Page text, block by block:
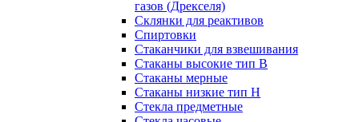
газов (Дрекселя)
Склянки для реактивов
Спиртовки
Стаканчики для взвешивания
Стаканы высокие тип В
Стаканы мерные
Стаканы низкие тип Н
Стекла предметные